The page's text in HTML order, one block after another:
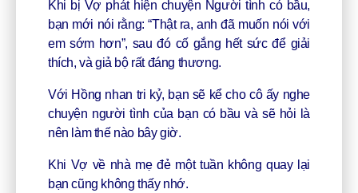
Khi bị Vợ phát hiện chuyện Người tình có bầu,
bạn mới nói rằng: “Thật ra, anh đã muốn nói với
em sớm hơn”, sau đó cố gắng hết sức để giải
thích, và giả bộ rất đáng thương.
Với Hồng nhan tri kỷ, bạn sẽ kể cho cô ấy nghe
chuyện người tình của bạn có bầu và sẽ hỏi là
nên làm thế nào bây giờ.
Khi Vợ về nhà mẹ đẻ một tuần không quay lại
bạn cũng không thấy nhớ.